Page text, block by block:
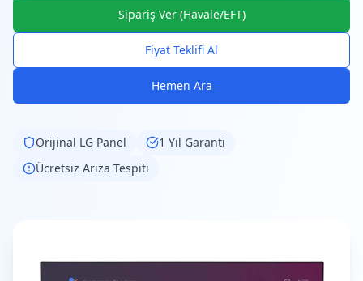
Sipariş Ver (Havale/EFT)
Fiyat Teklifi Al
Hemen Ara
Orijinal LG Panel
1 Yıl Garanti
Ücretsiz Arıza Tespiti